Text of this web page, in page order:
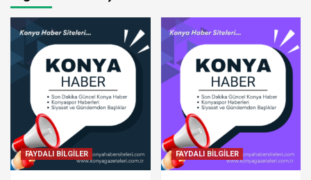
FAYDALI BİLGİLER FAYDALI BİLGİLER